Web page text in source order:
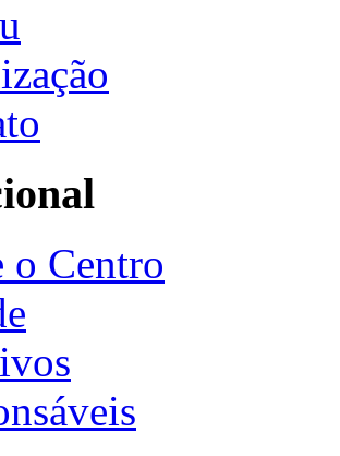
o Centro